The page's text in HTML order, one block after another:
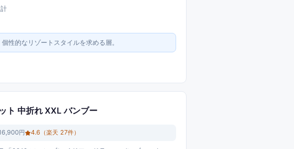
性的なリゾートスタイルを求める層。
ト 中折れ XXL バンブー
円 4.6 （楽天 27件）